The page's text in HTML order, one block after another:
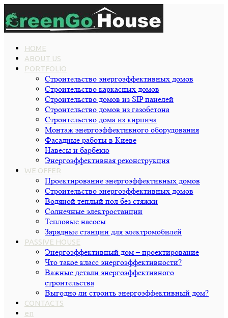
HOME
ABOUT US
PORTFOLIO
Строительство энергоэффективных домов
Строительство каркасных домов
Строительство домов из SIP панелей
Строительство домов из газобетона
Строительство дома из кирпича
Монтаж энергоэффективного оборудования
Фасадные работы в Киеве
Навесы и барбекю
Энергоэффективная реконструкция
WE OFFER
Проектирование энергоэффективных домов
Строительство энергоэффективных домов
Водяной теплый пол без стяжки
Cолнечные электростанции
Тепловые насосы
Зарядные станции для электромобилей
PASSIVE HOUSE
Энергоэффективный дом – проектирование
Что такое класс энергоэффективности?
Важные детали энергоэффективного
строительства
Выгодно ли строить энергоэффективный дом?
CONTACTS
en